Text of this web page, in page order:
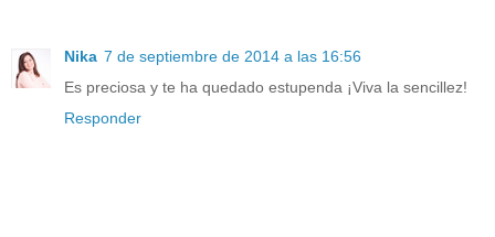
Nika 7 de septiembre de 2014 a las 16:56
Es preciosa y te ha quedado estupenda ¡Viva la sencillez!
Responder